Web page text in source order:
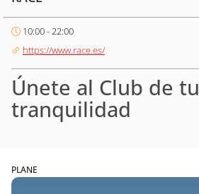
10:00 - 22:00
https://www.race.es/
Únete al Club de tu
tranquilidad
PLANE